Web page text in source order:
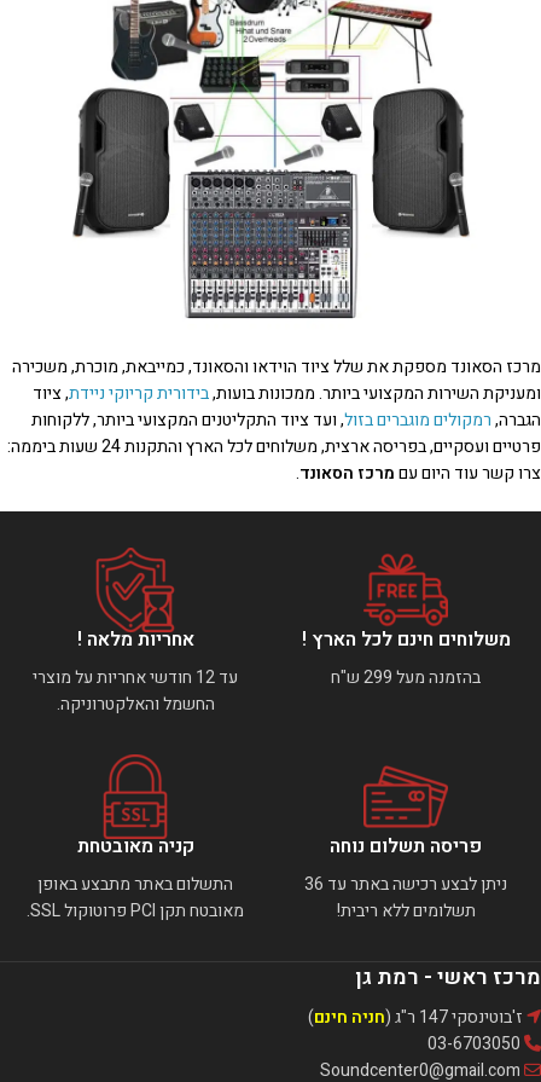
מרכז הסאונד מספקת את שלל ציוד הוידאו והסאונד, כמייבאת, מוכרת, משכירה
ומעניקת השירות המקצועי ביותר. ממכונות בועות,בידורית קריוקי ניידת, ציוד
הגברה,רמקולים מוגברים בזול, ועד ציוד התקליטנים המקצועי ביותר, ללקוחות
פרטיים ועסקיים, בפריסה ארצית, משלוחים לכל הארץ והתקנות 24 שעות ביממה:
צרו קשר עוד היום עםמרכז הסאונד.
משלוחים חינם לכל הארץ !
בהזמנה מעל 299 ש"ח
אחריות מלאה !
עד 12 חודשי אחריות על מוצרי
החשמל והאלקטרוניקה.
פריסה תשלום נוחה
ניתן לבצע רכישה באתר עד 36
תשלומים ללא ריבית!
קניה מאובטחת
התשלום באתר מתבצע באופן
מאובטח תקן PCI פרוטוקול SSL.
מרכז ראשי - רמת גן
ז'בוטינסקי 147 ר"ג ( חניה חינם)